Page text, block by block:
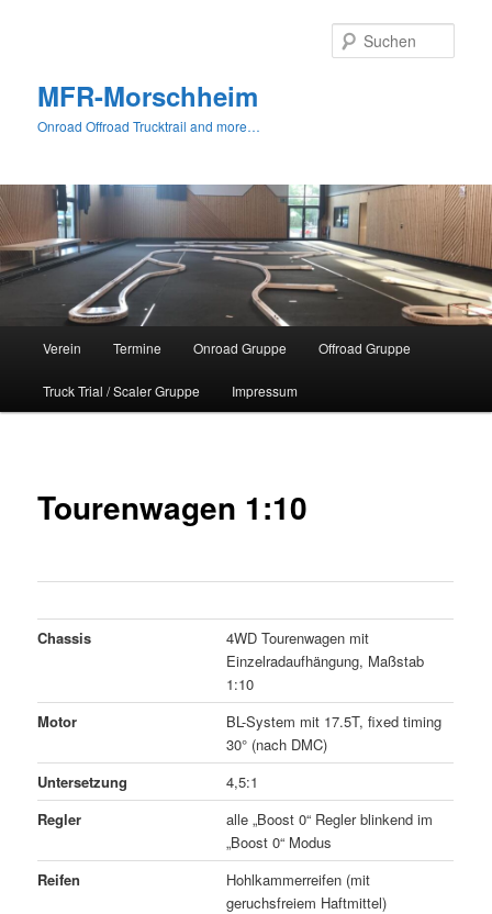
MFR-Morschheim
Onroad Offroad Trucktrail and more…
Verein Termine Onroad Gruppe Offroad Gruppe
Truck Trial / Scaler Gruppe Impressum
Tourenwagen 1:10
Chassis
4WD Tourenwagen mit
Einzelradaufhängung, Maßstab
1:10
Motor
BL-System mit 17.5T, fixed timing
30° (nach DMC)
Untersetzung
4,5:1
Regler
alle „Boost 0“ Regler blinkend im
„Boost 0“ Modus
Reifen
Hohlkammerreifen (mit
geruchsfreiem Haftmittel)